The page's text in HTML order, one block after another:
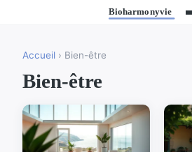
Accueil › Bien-être
Bien-être